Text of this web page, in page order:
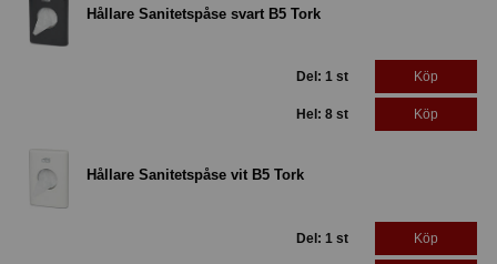
Hållare Sanitetspåse svart B5 Tork
Del: 1 st Köp
Hel: 8 st Köp
Hållare Sanitetspåse vit B5 Tork
Del: 1 st Köp